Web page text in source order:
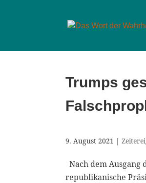
Trumps
9. August 2021 |
Nach dem
republikanische